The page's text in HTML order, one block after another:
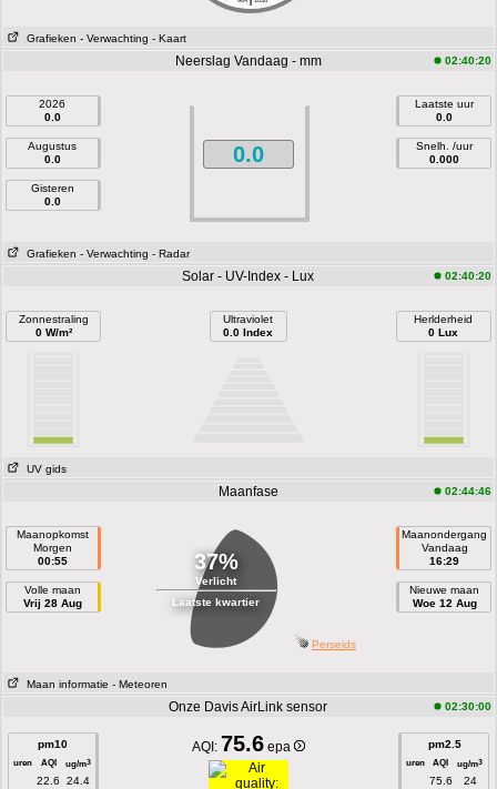
Grafieken - Verwachting - Kaart
Neerslag Vandaag - mm 02:40:20
2026
0.0
Augustus
0.0
Gisteren
0.0
0.0
Laatste uur
0.0
Snelh. /uur
0.000
Grafieken - Verwachting - Radar
Solar - UV-Index - Lux 02:40:20
Zonnestraling
0 W/m²
Ultraviolet
0.0 Index
Herlderheid
0 Lux
UV gids
Maanfase 02:44:46
Maanopkomst
Morgen
00:55
Volle maan
Vrij 28 Aug
37%
Verlicht
Laatste kwartier
Maanondergang
Vandaag
16:29
Nieuwe maan
Woe 12 Aug
Perseids
Maan informatie - Meteoren
Onze Davis AirLink sensor 02:30:00
pm10
uren AQI ug/m3
22.6 24.4
AQI: 75.6 epa pm2.5
uren AQI ug/m3
75.6 24